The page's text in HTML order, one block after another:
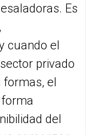
Es
cuando el
privado
formas, el
del